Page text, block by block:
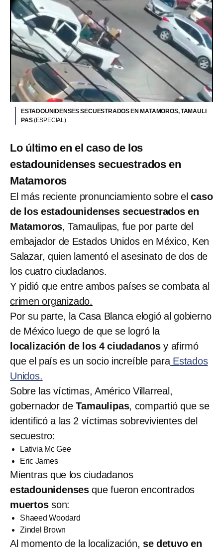
ESTADOUNIDENSES SECUESTRADOS EN MATAMOROS, TAMAULI
PAS(ESPECIAL)
Lo último en el caso de los
estadounidenses secuestrados en
Matamoros
El más reciente pronunciamiento sobre elcaso
de los estadounidenses secuestrados en
Matamoros, Tamaulipas, fue por parte del
embajador de Estados Unidos en México, Ken
Salazar, quien lamentó el asesinato de dos de
los cuatro ciudadanos.
Y pidió que entre ambos países se combata al
crimen organizado.
Por su parte, la Casa Blanca elogió al gobierno
de México luego de que se logró la
localización de los 4 ciudadanosy afirmó
que el país es un socio increíble paraEstados
Unidos.
Sobre las víctimas, Américo Villarreal,
gobernador deTamaulipas, compartió que se
identificó a las 2 víctimas sobrevivientes del
secuestro:
Lativia Mc Gee
Eric James
Mientras que los ciudadanos
estadounidensesque fueron encontrados
muertos son:
Shaeed Woodard
Zindel Brown
Al momento de la localización, se detuvo en